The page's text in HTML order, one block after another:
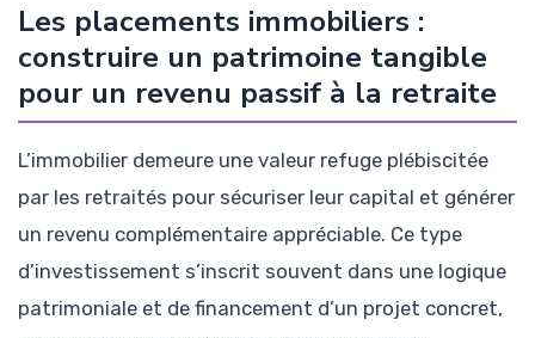
Les placements immobiliers :
construire un patrimoine tangible
pour un revenu passif à la retraite
L’immobilier demeure une valeur refuge plébiscitée
par les retraités pour sécuriser leur capital et générer
un revenu complémentaire appréciable. Ce type
d’investissement s’inscrit souvent dans une logique
patrimoniale et de financement d’un projet concret,